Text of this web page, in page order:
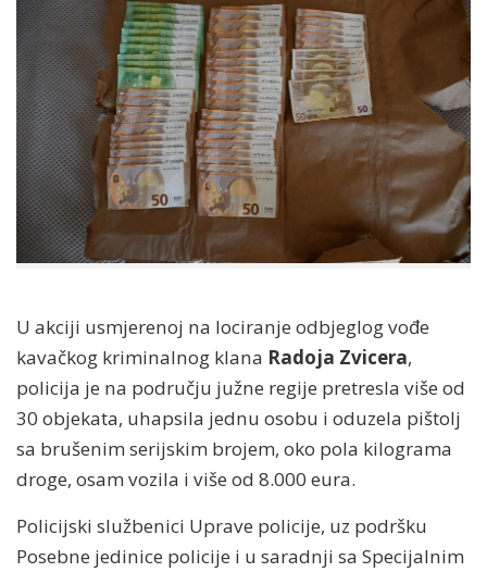
U akciji usmjerenoj na lociranje odbjeglog vođe
kavačkog kriminalnog klana Radoja Zvicera,
policija je na području južne regije pretresla više od
30 objekata, uhapsila jednu osobu i oduzela pištolj
sa brušenim serijskim brojem, oko pola kilograma
droge, osam vozila i više od 8.000 eura.
Policijski službenici Uprave policije, uz podršku
Posebne jedinice policije i u saradnji sa Specijalnim